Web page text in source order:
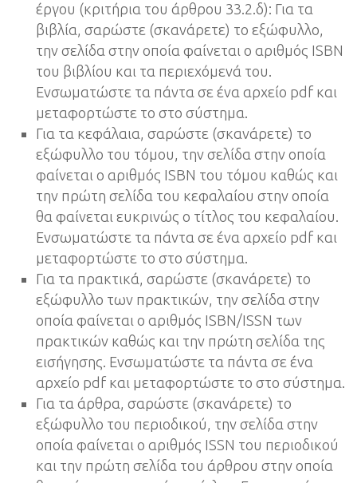
έργου (κριτήρια του άρθρου 33.2.δ): Για τα
βιβλία, σαρώστε (σκανάρετε) το εξώφυλλο,
την σελίδα στην οποία φαίνεται ο αριθμός ISBN
του βιβλίου και τα περιεχόμενά του.
Ενσωματώστε τα πάντα σε ένα αρχείο pdf και
μεταφορτώστε το στο σύστημα.
Για τα κεφάλαια, σαρώστε (σκανάρετε) το
εξώφυλλο του τόμου, την σελίδα στην οποία
φαίνεται ο αριθμός ISBN του τόμου καθώς και
την πρώτη σελίδα του κεφαλαίου στην οποία
θα φαίνεται ευκρινώς ο τίτλος του κεφαλαίου.
Ενσωματώστε τα πάντα σε ένα αρχείο pdf και
μεταφορτώστε το στο σύστημα.
Για τα πρακτικά, σαρώστε (σκανάρετε) το
εξώφυλλο των πρακτικών, την σελίδα στην
οποία φαίνεται ο αριθμός ISBN/ΙSSN των
πρακτικών καθώς και την πρώτη σελίδα της
εισήγησης. Ενσωματώστε τα πάντα σε ένα
αρχείο pdf και μεταφορτώστε το στο σύστημα.
Για τα άρθρα, σαρώστε (σκανάρετε) το
εξώφυλλο του περιοδικού, την σελίδα στην
οποία φαίνεται ο αριθμός ΙSSN του περιοδικού
και την πρώτη σελίδα του άρθρου στην οποία